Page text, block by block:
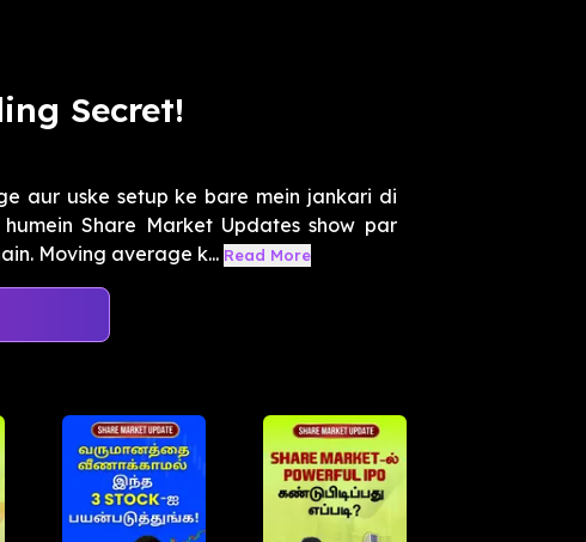
Secret!
aur uske setup ke bare mein jankari di
Share Market Updates show par
Moving average k... Read More